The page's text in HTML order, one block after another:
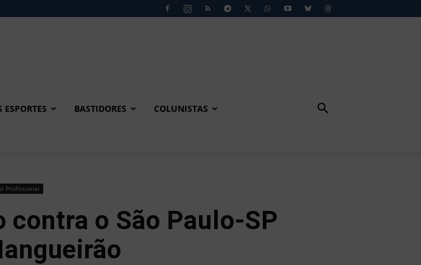
ESPORTES BASTIDORES COLUNISTAS
Profissional
o São Paulo-SP